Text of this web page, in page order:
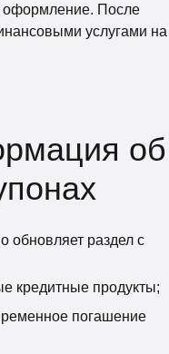
оформление. После
услугами на
об
обновляет раздел с
кредитные продукты;
погашение